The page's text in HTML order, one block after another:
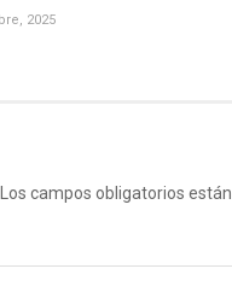
2025
Los campos obligatorios